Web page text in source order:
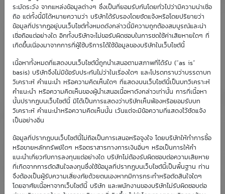
ระมัดระวัง จากแหล่งข้อมูลต่างๆ ซึ่งเป็นที่ยอมรับกันโดยทั่วไปว่ามีความน่าเชื่อ
ถือ แต่ทั้งนี้มิได้หมายความว่า บริษัทได้รับรองโดยชัดแจ้งหรือโดยปริยายว่า
ข้อมูลที่ปรากฏอยู่บนเว็บไซต์ทั้งหมดดังกล่าวนี้มีความถูกต้องสมบูรณ์และน่า
เชื่อถือแต่อย่างใด อีกทั้งบริษัทจะไม่ขอรับผิดชอบในการชดใช้ค่าเสียหายใดๆ ที่
เกิดขึ้นเนื่องมาจากการที่ผู้ใช้บริการได้ใช้ข้อมูลของบริษัทในเว็บไซต์นี้
เนื้อหาทั้งหมดที่แสดงบนเว็บไซต์นี้ถูกนำเสนอตามสภาพที่ได้รับ (“as is”
basis) บริษัทจึงไม่มีข้อรับประกันไม่ว่าในเรื่องใดๆ และโปรดทราบว่าบรรดาบท
วิเคราะห์ คำแนะนำ หรือความคิดเห็นใดๆ ที่แสดงบนเว็บไซต์นี้เป็นบทวิเคราะห์
คำแนะนำ หรือความคิดเห็นของผู้นำเสนอเนื้อหาดังกล่าวเท่านั้น การที่เนื้อหา
นั้นปรากฏบนเว็บไซต์นี้ มิได้เป็นการแสดงว่าบริษัทเห็นพ้องหรือยอมรับบท
วิเคราะห์ คำแนะนำหรือความคิดเห็นนั้น เว้นแต่จะมีข้อความที่แสดงไว้ชัดแจ้ง
เป็นอย่างอื่น
ข้อมูลที่ปรากฎบนเว็บไซต์นี้ไม่ถือเป็นการเสนอหรือจูงใจ โดยบริษัทให้ทำการซื้อ
หรือขายหลักทรัพย์ใดๆ หรือตราสารทางการเงินอื่นๆ หรือเป็นการให้คำ
แนะนำเกี่ยวกับการลงทุนแต่อย่างใด บริษัทไม่ต้องรับผิดชอบต่อความเสียหาย
ที่เกิดจากการตัดสินใจลงทุนซึ่งใช้ข้อมูลที่ปรากฏบนเว็บไซต์นี้เป็นพื้นฐาน ท่าน
จึงต้องเป็นผู้รับความเสี่ยงภัยด้วยตนเองหากมีการกระทำหรือตัดสินใจใดๆ
โดยอาศัยเนื้อหาจากเว็บไซต์นี้ บริษัท และพนักงานของบริษัทไม่รับผิดชอบต่อ
DW Symbol
Effective
Gearing
Sensitivity
Time
Decay
BANPU01P2701A
-2.89 0.90 -0.93%
4.65 0.79
BANPU01P2701A
DW
Symbol
Effective
Gearing
Moneyness Imp.Vol.
Last
Trading
Date
BANPU01
OTM |
08
BANPU01C2701A 4.65
OTM |
-23.60%
62.20%
08
Jan
27